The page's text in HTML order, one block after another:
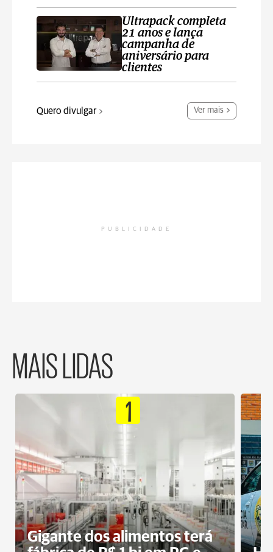
Ultrapack completa
21 anos e lança
campanha de
aniversário para
clientes
Quero divulgar Ver mais
PUBLICIDADE
MAIS LIDAS
1
Gigante dos alimentos terá